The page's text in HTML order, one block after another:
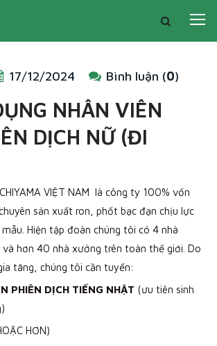
17/12/2024 Bình luận (0)
NHÂN VIÊN
DỊCH NỮ (ĐI
VIỆT NAM là công ty 100% vốn
sản xuất ron, phốt bạc đạn chịu lực
Hiện tập đoàn chúng tôi có 4 nhà
hơn 40 nhà xưởng trên toàn thế giới. Do
tăng, chúng tôi cần tuyển:
PHIÊN DỊCH TIẾNG NHẬT (ưu tiên sinh
HƠN)